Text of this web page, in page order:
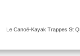
Le Canoë-Kayak Trappes St